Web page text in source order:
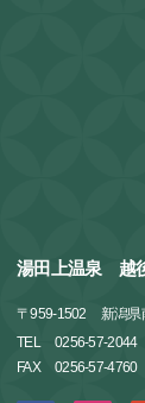
湯田上温泉 越
〒959-1502
新潟県
TEL
0256-57-2044
FAX
0256-57-4760